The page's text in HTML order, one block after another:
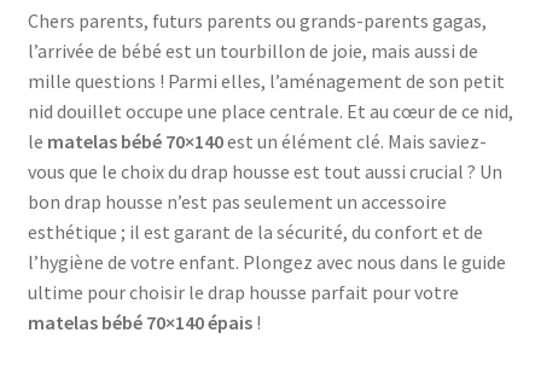
Chers parents, futurs parents ou grands-parents gagas,
l’arrivée de bébé est un tourbillon de joie, mais aussi de
mille questions ! Parmi elles, l’aménagement de son petit
nid douillet occupe une place centrale. Et au cœur de ce nid,
le matelas bébé 70×140est un élément clé. Mais saviez-
vous que le choix du drap housse est tout aussi crucial ? Un
bon drap housse n’est pas seulement un accessoire
esthétique ; il est garant de la sécurité, du confort et de
l’hygiène de votre enfant. Plongez avec nous dans le guide
ultime pour choisir le drap housse parfait pour votre
matelas bébé 70×140 épais!